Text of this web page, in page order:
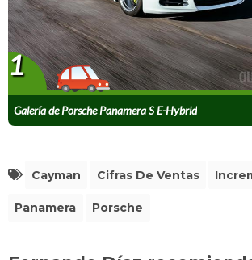
Galería de Porsche Panamera S E-Hybrid
1
Cayman Cifras De Ventas
Panamera Porsche